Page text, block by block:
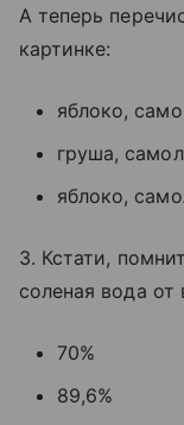
А теперь
картинке:
яблоко,
груша,
яблоко,
3. Кстати,
соленая вода
70%
89,6%